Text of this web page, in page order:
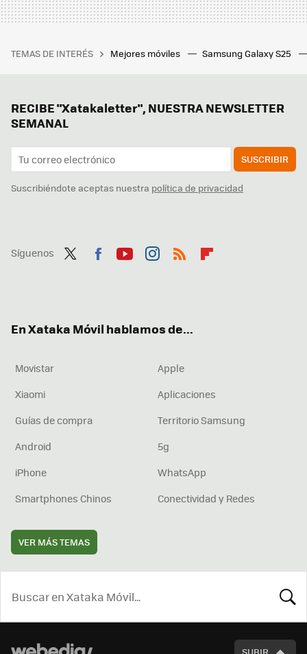
TEMAS DE INTERÉS Mejores móviles Samsung Galaxy S25
RECIBE "Xatakaletter", NUESTRA NEWSLETTER
SEMANAL
SUSCRIBIR
Suscribiéndote aceptas nuestra política de privacidad
Síguenos
En Xataka Móvil hablamos de...
Movistar
Apple
Xiaomi
Aplicaciones
Guías de compra
Territorio Samsung
Android
5g
iPhone
WhatsApp
Smartphones Chinos
Conectividad y Redes
VER MÁS TEMAS